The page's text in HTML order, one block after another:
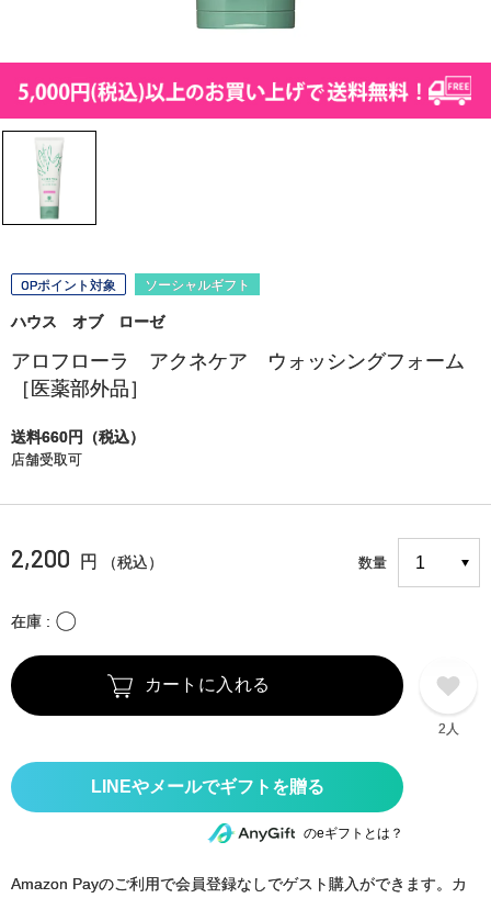
OPポイント対象 ソーシャルギフト
ハウス オブ ローゼ
アロフローラ アクネケア ウォッシングフォーム
［医薬部外品］
送料660円（税込）
店舗受取可
2,200 円 （税込） 数量
在庫 〇
カートに入れる
2人
のeギフトとは？
Amazon Payのご利用で会員登録なしでゲスト購入ができます。カ